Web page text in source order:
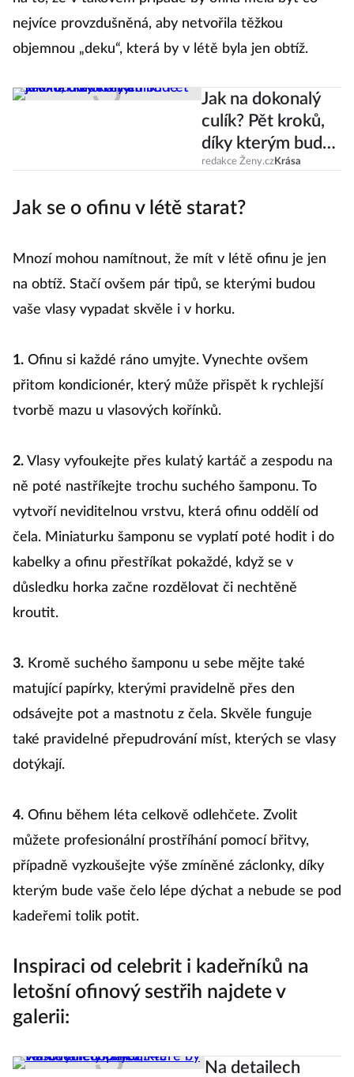
nejvíce provzdušněná, aby netvořila těžkou
objemnou „deku“, která by v létě byla jen obtíž.
Jak na dokonalý
culík? Pět kroků,
díky kterým bude
jako od kadeřníka
redakce Ženy.czKrása
Jak se o ofinu v létě starat?
Mnozí mohou namítnout, že mít v létě ofinu je jen
na obtíž. Stačí ovšem pár tipů, se kterými budou
vaše vlasy vypadat skvěle i v horku.
1. Ofinu si každé ráno umyjte. Vynechte ovšem
přitom kondicionér, který může přispět k rychlejší
tvorbě mazu u vlasových kořínků.
2. Vlasy vyfoukejte přes kulatý kartáč a zespodu na
ně poté nastříkejte trochu suchého šamponu. To
vytvoří neviditelnou vrstvu, která ofinu oddělí od
čela. Miniaturku šamponu se vyplatí poté hodit i do
kabelky a ofinu přestříkat pokaždé, když se v
důsledku horka začne rozdělovat či nechtěně
kroutit.
3. Kromě suchého šamponu u sebe mějte také
matující papírky, kterými pravidelně přes den
odsávejte pot a mastnotu z čela. Skvěle funguje
také pravidelné přepudrování míst, kterých se vlasy
dotýkají.
4. Ofinu během léta celkově odlehčete. Zvolit
můžete profesionální prostříhání pomocí břitvy,
případně vyzkoušejte výše zmíněné záclonky, díky
kterým bude vaše čelo lépe dýchat a nebude se pod
kadeřemi tolik potit.
Inspiraci od celebrit i kadeřníků na
letošní ofinový sestřih najdete v
galerii:
Na detailech